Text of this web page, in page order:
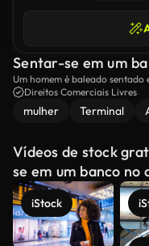
Sentar-se em um
Um homem é baleado
Direitos Comerciais Livres
mulher Terminal
Vídeos de stock
se em um banco no
iStock